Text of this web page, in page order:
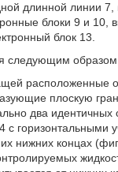
длинной линии 7,
блоки 9 и 10,
блок 13.
следующим образом.
расположенные
плоскую
два идентичных
с горизонтальными
нижних концах